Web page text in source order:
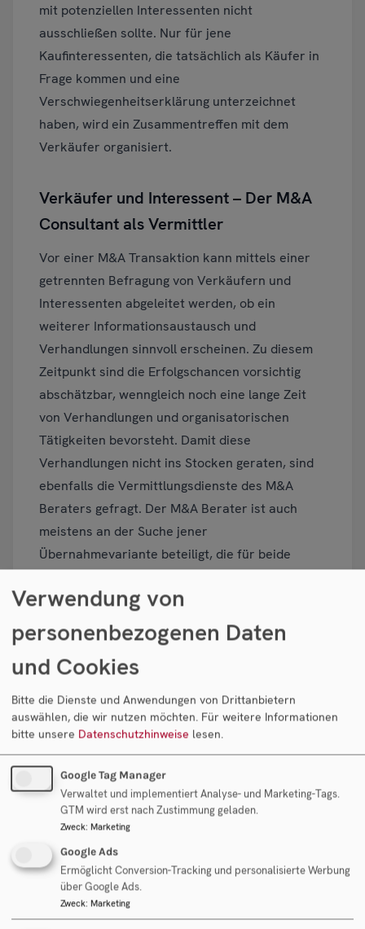
mit potenziellen Interessenten nicht
ausschließen sollte. Nur für jene
Kaufinteressenten, die tatsächlich als Käufer in
Frage kommen und eine
Verschwiegenheitserklärung unterzeichnet
haben, wird ein Zusammentreffen mit dem
Verkäufer organisiert.
Verkäufer und Interessent – Der M&A
Consultant als Vermittler
Vor einer M&A Transaktion kann mittels einer
getrennten Befragung von Verkäufern und
Interessenten abgeleitet werden, ob ein
weiterer Informationsaustausch und
Verhandlungen sinnvoll erscheinen. Zu diesem
Zeitpunkt sind die Erfolgschancen vorsichtig
abschätzbar, wenngleich noch eine lange Zeit
von Verhandlungen und organisatorischen
Tätigkeiten bevorsteht. Damit diese
Verhandlungen nicht ins Stocken geraten, sind
ebenfalls die Vermittlungsdienste des M&A
Beraters gefragt. Der M&A Berater ist auch
meistens an der Suche jener
Übernahmevariante beteiligt, die für beide
und rechtlich möglich ist.
M&A Berater in Österreich
umfassendem Know-How in Österreich? Gerne
sind wir Ihre Ansprechpartner für den Kauf oder
Verkauf von mittelständischen Unternehmen –
nicht nur in Österreich.
Fantl Consulting ist als M&A
Beratungsunternehmen seit mehr als 20 Jahren
im Bereich Mergers and Acquisitions in
Österreich und den Nachbarländern tätig und
bietet maßgeschneiderte M&A Lösungen.
Verwendung von
personenbezogenen Daten
und Cookies
Bitte die Dienste und Anwendungen von Drittanbietern
auswählen, die wir nutzen möchten. Für weitere Informationen
bitte unsere Datenschutzhinweise lesen.
Google Tag Manager
Verwaltet und implementiert Analyse- und Marketing-Tags.
GTM wird erst nach Zustimmung geladen.
Zweck: Marketing
Google Ads
Ermöglicht Conversion-Tracking und personalisierte Werbung
über Google Ads.
Zweck: Marketing